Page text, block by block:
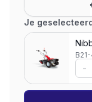
Je
-